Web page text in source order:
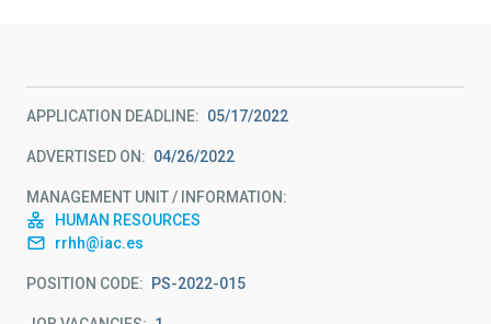
APPLICATION DEADLINE 05/17/2022
ADVERTISED ON 04/26/2022
MANAGEMENT UNIT / INFORMATION
HUMAN RESOURCES
rrhh@iac.es
POSITION CODE PS-2022-015